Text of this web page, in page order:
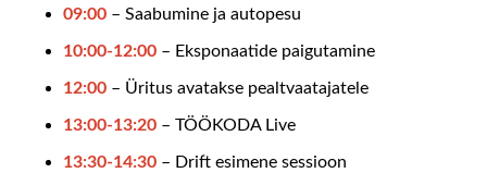
09:00– Saabumine ja autopesu
10:00-12:00– Eksponaatide paigutamine
12:00– Üritus avatakse pealtvaatajatele
13:00-13:20– TÖÖKODA Live
13:30-14:30– Drift esimene sessioon